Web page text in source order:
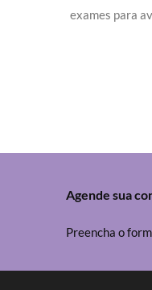
exames para
Agende sua
Preencha o